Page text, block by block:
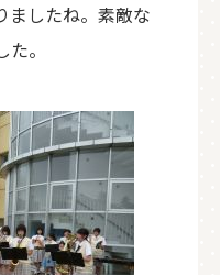
ましたね。素敵な
。